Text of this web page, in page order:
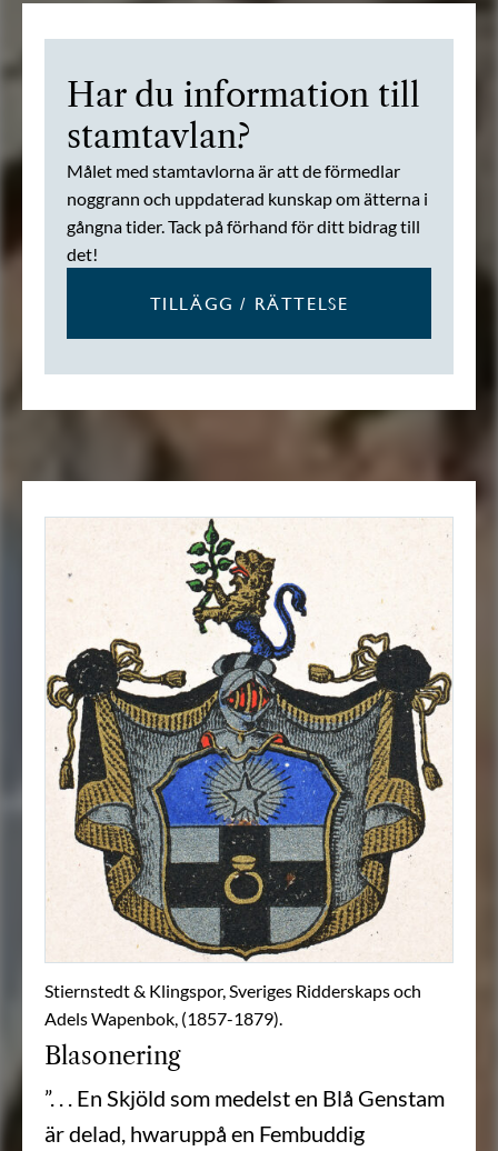
Har du information till
stamtavlan?
Målet med stamtavlorna är att de förmedlar
noggrann och uppdaterad kunskap om ätterna i
gångna tider. Tack på förhand för ditt bidrag till
det!
TILLÄGG / RÄTTELSE
Stiernstedt & Klingspor, Sveriges Ridderskaps och
Adels Wapenbok, (1857-1879).
Blasonering
”. . . En Skjöld som medelst en Blå Genstam
är delad, hwaruppå en Fembuddig